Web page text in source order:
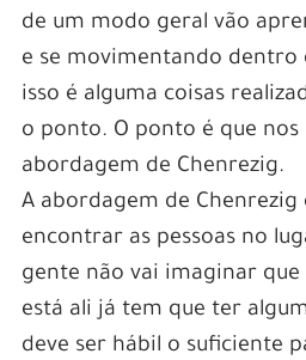
de um modo geral vão
e se movimentando dentro
isso é alguma coisas
o ponto. O ponto é que nos
abordagem de Chenrezig.
A abordagem de Chenrezig
encontrar as pessoas no
gente não vai imaginar que
está ali já tem que ter
deve ser hábil o suficiente